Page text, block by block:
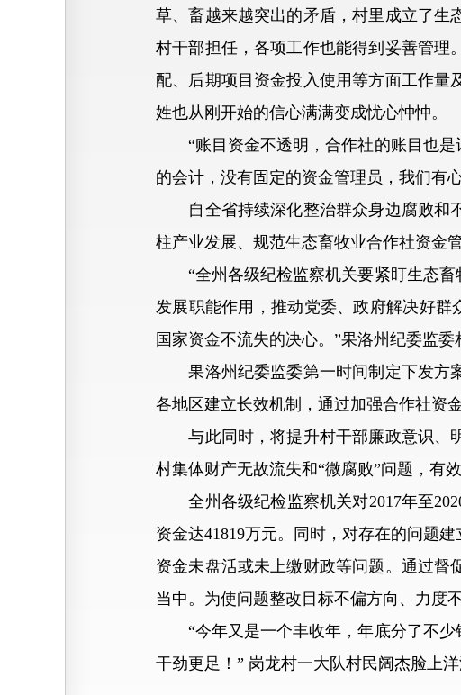
草、畜越来越突出的矛盾，村里成立了生
村干部担任，各项工作也能得到妥善管理
配、后期项目资金投入使用等方面工作
姓也从刚开始的信心满满变成忧心忡忡。
“账目资金不透明，合作社的账目也是
的会计，没有固定的资金管理员，我们有
自全省持续深化整治群众身边腐败和不
柱产业发展、规范生态畜牧业合作社资金
“全州各级纪检监察机关要紧盯生态畜
发展职能作用，推动党委、政府解决好群
国家资金不流失的决心。”果洛州纪委监委
果洛州纪委监委第一时间制定下发方案
各地区建立长效机制，通过加强合作社资
与此同时，将提升村干部廉政意识、明
村集体财产无故流失和“微腐败”问题，有
全州各级纪检监察机关对2017年至
资金达41819万元。同时，对存在的问题
资金未盘活或未上缴财政等问题。通过督
当中。为使问题整改目标不偏方向、力度
“今年又是一个丰收年，年底分了不少
干劲更足！” 岗龙村一大队村民阔杰脸上